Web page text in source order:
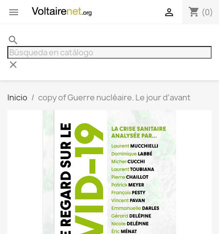
 shopping_cart (0)

search
clear
Inicio copy of Guerre nucléaire. Le jour d’avant